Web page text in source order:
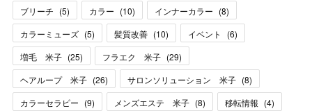
ブリーチ (5) カラー (10) インナーカラー (8)
カラーミューズ (5) 髪質改善 (10) イベント (6)
増毛 米子 (25) フラエク 米子 (29)
ヘアループ 米子 (26) サロンソリューション 米子 (8)
カラーセラピー (9) メンズエステ 米子 (8) 移転情報 (4)